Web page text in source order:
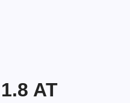
AT